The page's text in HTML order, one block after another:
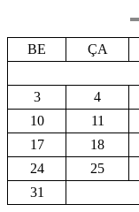
BE
ÇA
3
4
10
11
17
18
24
25
31